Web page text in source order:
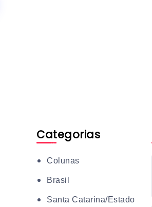
Categorias
Colunas
Brasil
Santa Catarina/Estado